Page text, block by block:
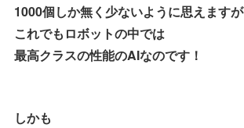
1000個しか無く少ないように思えますが
これでもロボットの中では
最高クラスの性能のAIなのです！
しかも